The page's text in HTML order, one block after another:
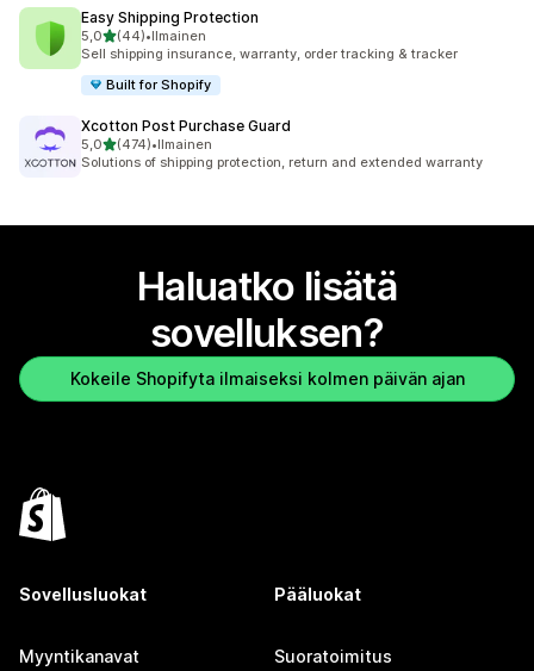
Easy Shipping Protection
5,0/ 5 tähteä
(44)
44 arvostelua yhteensä
•Ilmainen
Sell shipping insurance, warranty, order tracking & tracker
Built for Shopify
Xcotton Post Purchase Guard
5,0/ 5 tähteä
(474)
474 arvostelua yhteensä
•Ilmainen
Solutions of shipping protection, return and extended warranty
Haluatko lisätä
sovelluksen?
Kokeile Shopifyta ilmaiseksi kolmen päivän ajan
Sovellusluokat
Myyntikanavat
Pääluokat
Suoratoimitus